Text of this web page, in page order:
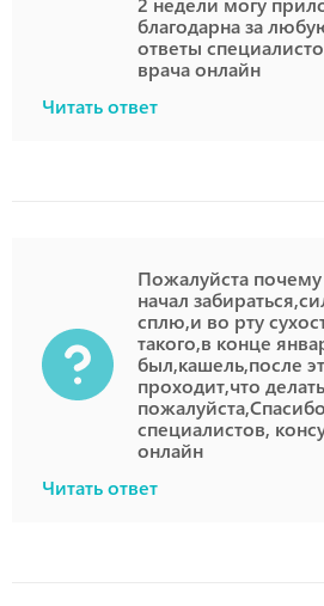
благодарна за
ответы
врача онлайн
Читать ответ
Пожалуйста почему
начал
сплю,и во рту
такого,в конце
был,кашель,после
проходит,что
специалистов,
онлайн
Читать ответ